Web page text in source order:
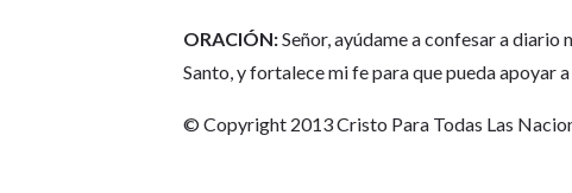
ORACIÓN:Señor, ayúdame a confesar a
Santo, y fortalece mi fe para que pueda apoyar
© Copyright 2013 Cristo Para Todas Las